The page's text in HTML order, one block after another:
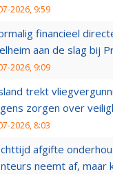
2026, 9:59
financieel
aan de slag bij
2026, 9:09
trekt
zorgen over
2026, 8:03
afgifte
neemt af, maar